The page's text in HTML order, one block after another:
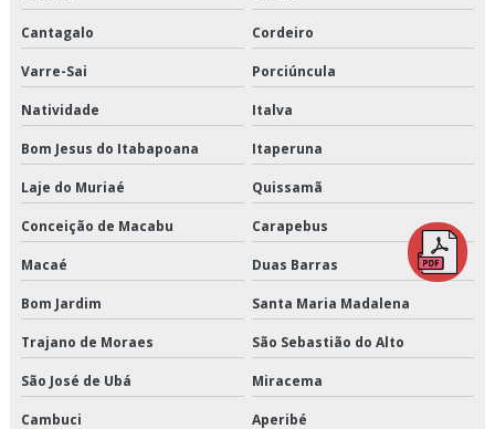
Distribuição de congelados e climatizados
Distribuição de refrigerados e congelados
Distribuição fracionada
Distribuidora de cargas
Empresa de armazenagem
Empresa de armazenagem de cargas
Empresa de armazenagem de produtos perecíveis
Cantagalo Cordeiro
Varre-Sai Porciúncula
Natividade Italva
Bom Jesus do Itabapoana Itaperuna
Laje do Muriaé Quissamã
Conceição de Macabu Carapebus
Macaé Duas Barras
Bom Jardim Santa Maria Madalena
Trajano de Moraes São Sebastião do Alto
São José de Ubá Miracema
Cambuci Aperibé